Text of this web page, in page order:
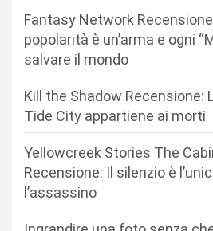
Fantasy Network
popolarità è un’arma e ogni
salvare il mondo
Kill the Shadow Recensione:
Tide City appartiene ai morti
Yellowcreek Stories The
Recensione: Il silenzio è
l’assassino